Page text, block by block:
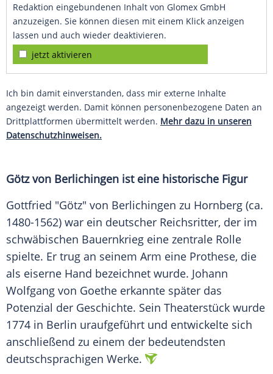
Redaktion eingebundenen Inhalt von Glomex GmbH
anzuzeigen. Sie können diesen mit einem Klick anzeigen
lassen und auch wieder deaktivieren.
jetzt aktivieren
Ich bin damit einverstanden, dass mir externe Inhalte
angezeigt werden. Damit können personenbezogene Daten an
Drittplattformen übermittelt werden. Mehr dazu in unseren
Datenschutzhinweisen.
Götz von Berlichingen ist eine historische Figur
Gottfried "Götz" von Berlichingen zu Hornberg (ca.
1480-1562) war ein deutscher Reichsritter, der im
schwäbischen Bauernkrieg eine zentrale Rolle
spielte. Er trug an seinem Arm eine Prothese, die
als eiserne Hand bezeichnet wurde. Johann
Wolfgang von Goethe erkannte später das
Potenzial der Geschichte. Sein Theaterstück wurde
1774 in Berlin uraufgeführt und entwickelte sich
anschließend zu einem der bedeutendsten
deutschsprachigen Werke.